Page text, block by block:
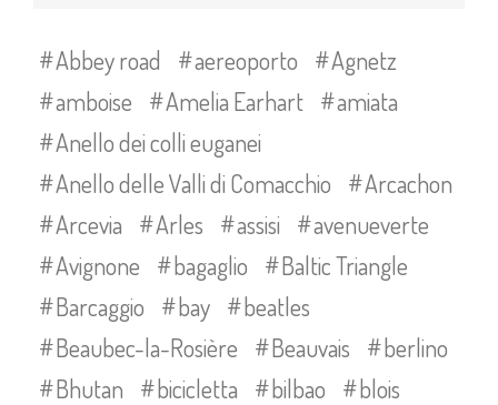
Abbey road aereoporto
Agnetz
amboise
Amelia Earhart
amiata
Anello dei colli euganei
Anello delle Valli di Comacchio
Arcachon
Arcevia
Arles assisi
avenueverte
Avignone
bagaglio
Baltic Triangle
Barcaggio
bay
beatles
Beaubec-la-Rosière
Beauvais
berlino
Bhutan
bicicletta bilbao
blois